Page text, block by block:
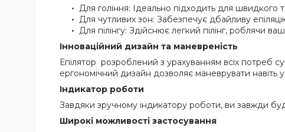
Для гоління: Ідеально підходить для швидкого
Для чутливих зон: Забезпечує дбайливу
Для пілінгу: Здійснює легкий пілінг, роблячи
Інноваційний дизайн та маневреність
Епілятор розроблений з урахуванням всіх потреб
ергономічний дизайн дозволяє маневрувати навіть
Індикатор роботи
Завдяки зручному індикатору роботи, ви завжди
Широкі можливості застосування